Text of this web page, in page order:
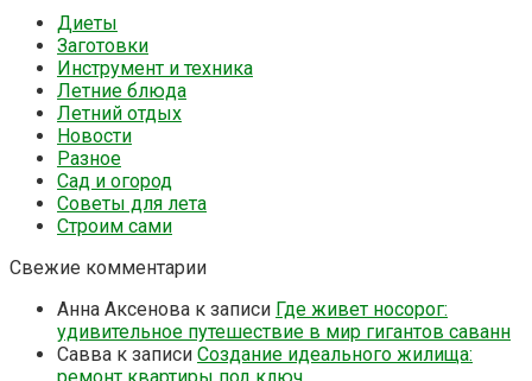
Диеты
Заготовки
Инструмент и техника
Летние блюда
Летний отдых
Новости
Разное
Сад и огород
Советы для лета
Строим сами
Свежие комментарии
Анна Аксенова к записи Где живет носорог:
удивительное путешествие в мир гигантов саванн
Савва к записи Создание идеального жилища:
ремонт квартиры под ключ